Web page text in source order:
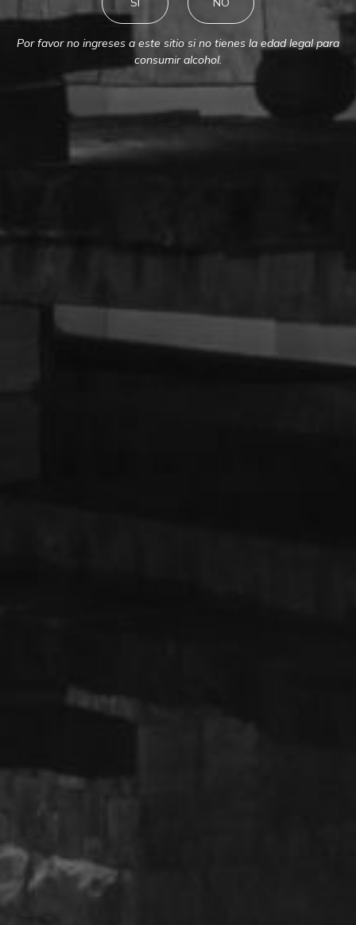
Por favor no ingreses a este sitio si no tienes la edad legal para
consumir alcohol.